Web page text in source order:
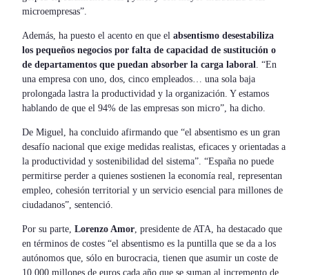
microempresas”.
Además, ha puesto el acento en que el absentismo desestabiliza
los pequeños negocios por falta de capacidad de sustitución o
de departamentos que puedan absorber la carga laboral. “En
una empresa con uno, dos, cinco empleados… una sola baja
prolongada lastra la productividad y la organización. Y estamos
hablando de que el 94% de las empresas son micro”, ha dicho.
De Miguel, ha concluido afirmando que “el absentismo es un gran
desafío nacional que exige medidas realistas, eficaces y orientadas a
la productividad y sostenibilidad del sistema”. “España no puede
permitirse perder a quienes sostienen la economía real, representan
empleo, cohesión territorial y un servicio esencial para millones de
ciudadanos”, sentenció.
Por su parte, Lorenzo Amor, presidente de ATA, ha destacado que
en términos de costes “el absentismo es la puntilla que se da a los
autónomos que, sólo en burocracia, tienen que asumir un coste de
10.000 millones de euros cada año que se suman al incremento de